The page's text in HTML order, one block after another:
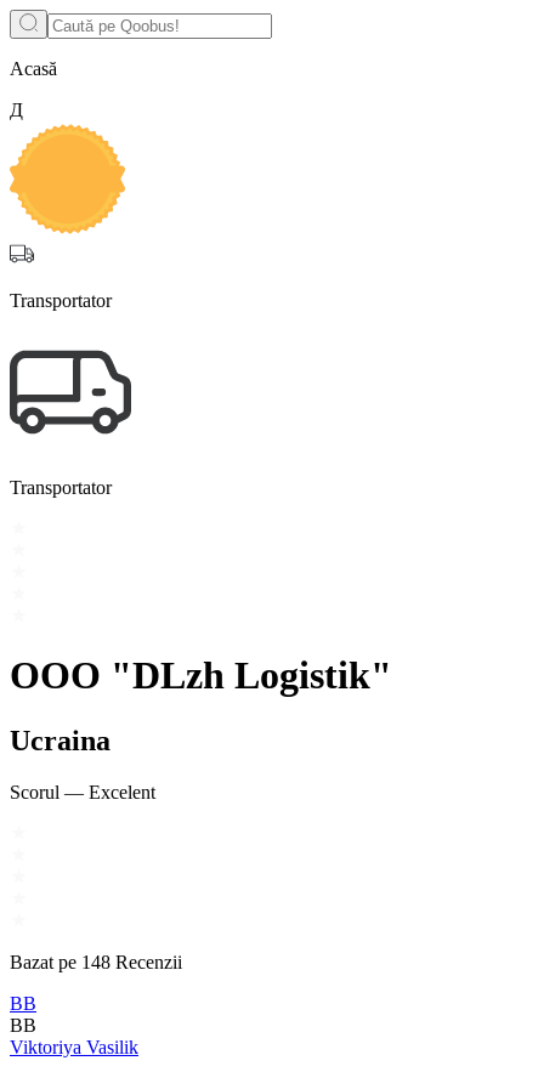
Acasă
Д
Transportator
Transportator
OOO "DLzh Logistik"
Ucraina
Scorul — Excelent
Bazat pe 148 Recenzii
ВВ
ВВ
Viktoriya Vasilik